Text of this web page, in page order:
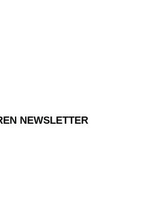
NEWSLETTER